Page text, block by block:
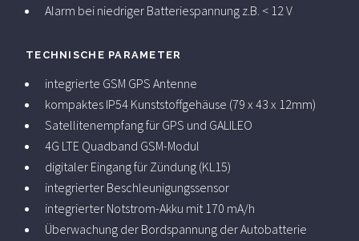
Alarm bei niedriger Batteriespannung z.B. < 12 V
TECHNISCHE PARAMETER
integrierte GSM GPS Antenne
kompaktes IP54 Kunststoffgehäuse (79 x 43 x 12mm)
Satellitenempfang für GPS und GALILEO
4G LTE Quadband GSM-Modul
digitaler Eingang für Zündung (KL15)
integrierter Beschleunigungssensor
integrierter Notstrom-Akku mit 170 mA/h
Überwachung der Bordspannung der Autobatterie